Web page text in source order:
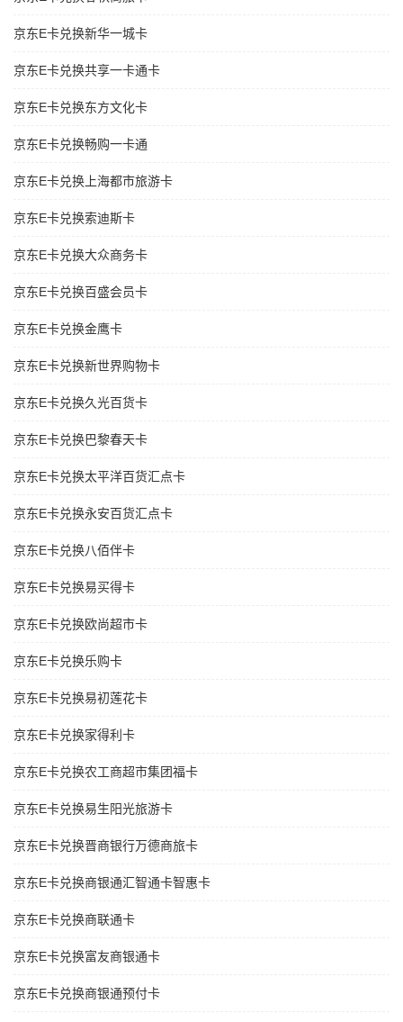
京东E卡兑换新华一城卡
京东E卡兑换共享一卡通卡
京东E卡兑换东方文化卡
京东E卡兑换畅购一卡通
京东E卡兑换上海都市旅游卡
京东E卡兑换索迪斯卡
京东E卡兑换大众商务卡
京东E卡兑换百盛会员卡
京东E卡兑换金鹰卡
京东E卡兑换新世界购物卡
京东E卡兑换久光百货卡
京东E卡兑换巴黎春天卡
京东E卡兑换太平洋百货汇点卡
京东E卡兑换永安百货汇点卡
京东E卡兑换八佰伴卡
京东E卡兑换易买得卡
京东E卡兑换欧尚超市卡
京东E卡兑换乐购卡
京东E卡兑换易初莲花卡
京东E卡兑换家得利卡
京东E卡兑换农工商超市集团福卡
京东E卡兑换易生阳光旅游卡
京东E卡兑换晋商银行万德商旅卡
京东E卡兑换商银通汇智通卡智惠卡
京东E卡兑换商联通卡
京东E卡兑换富友商银通卡
京东E卡兑换商银通预付卡